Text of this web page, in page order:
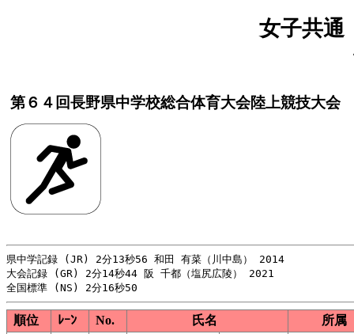
女子共通
第６４回長野県中学校総合体育大会陸上競技大会
県中学記録 (JR) 2分13秒56 和田 有菜（川中島） 2014
大会記録 (GR) 2分14秒44 阪 千都（塩尻広陵） 2021
順位 ﾚｰﾝ No. 氏名 所属